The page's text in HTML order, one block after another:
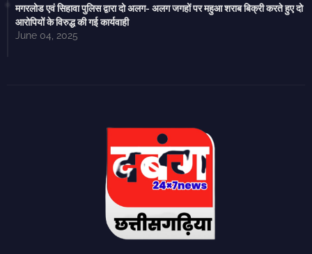
मगरलोड एवं सिहावा पुलिस द्वारा दो अलग- अलग जगहों पर महुआ शराब बिक्री करते हुए दो
आरोपियों के विरुद्ध की गई कार्यवाही
June 04, 2025